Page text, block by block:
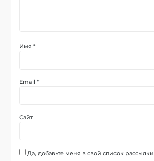
Имя*
Email*
Сайт
Да, добавьте меня в свой список рассылки